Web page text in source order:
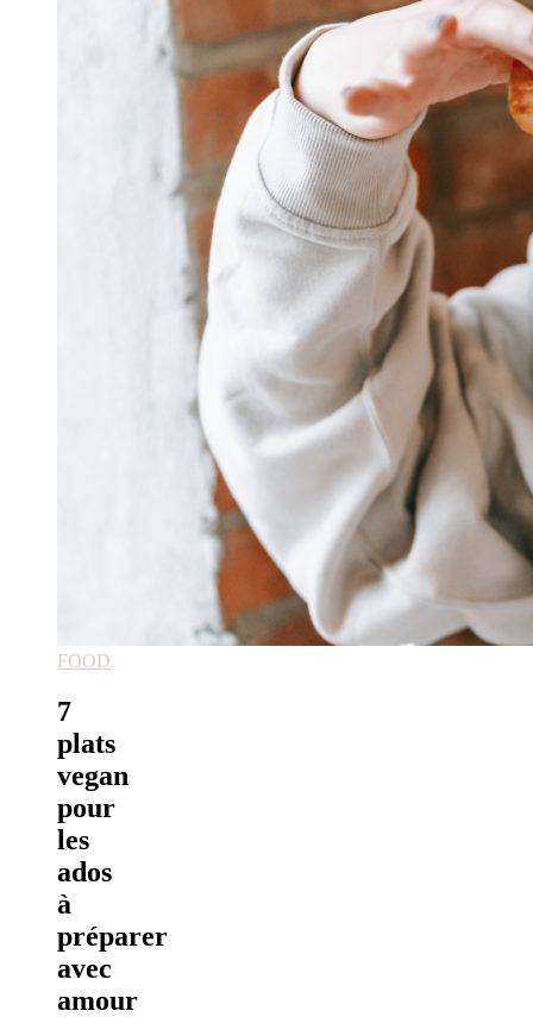
FOOD
7
plats
vegan
pour
les
ados
à
préparer
avec
amour